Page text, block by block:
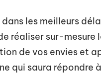
les meilleurs
réaliser sur-
de vos envies et
qui saura répondre